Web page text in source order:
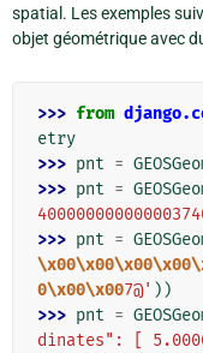
spatial. Les exemples
objet géométrique avec
>>> from
etry
>>> pnt =
>>> pnt =
>>> pnt =
0\x00\x007@' ))
>>> pnt =
dinates": [